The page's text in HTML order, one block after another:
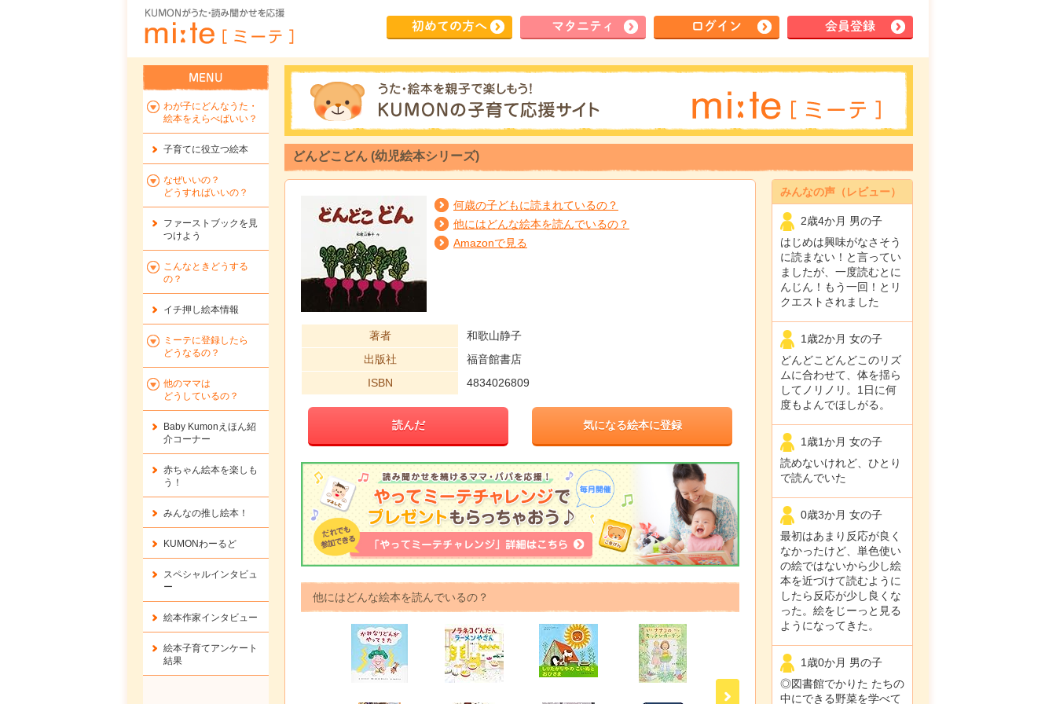
初めての方へ マタ ニティ ログイン 会員登録
どんどこどん (幼児絵本シリーズ)
みんなの声（レビュー）
2歳4か月 男の子
はじめは興味がなさそう
に読まない！と言ってい
ましたが、一度読むとに
んじん！もう一回！とリ
クエストされました
1歳2か月 女の子
どんどこどんどこのリズ
ムに合わせて、体を揺ら
してノリノリ。1日に何
度もよんでほしがる。
1歳1か月 女の子
読めないけれど、ひとり
で読んでいた
0歳3か月 女の子
最初はあまり反応が良く
なかったけど、単色使い
の絵ではないから少し絵
本を近づけて読むように
したら反応が少し良くな
った。絵をじーっと見る
ようになってきた。
1歳0か月 男の子
◎図書館でかりた たちの
中にできる野菜を学べて
何歳の子どもに読まれているの？
他にはどんな絵本を読んでいるの？
Amazonで見る
著者
和歌山静子
出版社
福音館書店
ISBN
4834026809
読んだ 気になる絵本に登録
他にはどんな絵本を読んでいるの？
わが子にどんなうた・
絵本をえらべばいい？
子育てに役立つ絵本
なぜいいの？
どうすればいいの？
ファーストブックを 見
つけよう
こんなときどうする
の？
イチ押し絵本情報
ミーテに登録したら
どうなるの？
他のママは
どうしているの？
Baby Kumonえほん紹
介コーナー
赤ちゃん絵本を楽しも
う！
みんなの推し絵本！
KUMONわーるど
スペシャルインタビュ
ー
絵本作家インタビュー
絵本子育てアンケート
結果